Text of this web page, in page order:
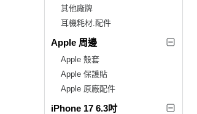
其他廠牌
耳機耗材.配件
Apple 周邊
Apple 殼套
Apple 保護貼
Apple 原廠配件
iPhone 17 6.3吋